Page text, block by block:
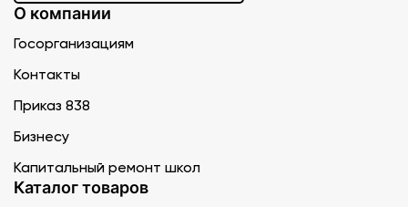
О компании
Госорганизациям
Контакты
Приказ 838
Бизнесу
Капитальный ремонт школ
Каталог товаров